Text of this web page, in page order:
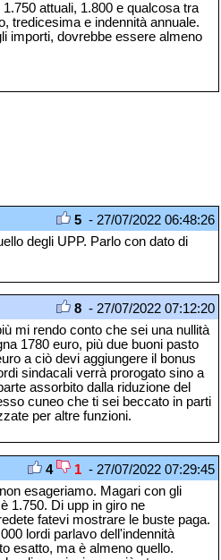
attuali, 1.800 e qualcosa tra
tredicesima e indennità annuale.
importi, dovrebbe essere almeno
5 - 27/07/2022 06:48:26
degli UPP. Parlo con dato di
8 - 27/07/2022 07:12:20
mi rendo conto che sei una nullità
1780 euro, più due buoni pasto
a ciò devi aggiungere il bonus
sindacali verrà prorogato sino a
assorbito dalla riduzione del
cuneo che ti sei beccato in parti
per altre funzioni.
4 1 - 27/07/2022 07:29:45
esageriamo. Magari con gli
1.750. Di upp in giro ne
fatevi mostrare le buste paga.
lordi parlavo dell'indennità
esatto, ma è almeno quello.